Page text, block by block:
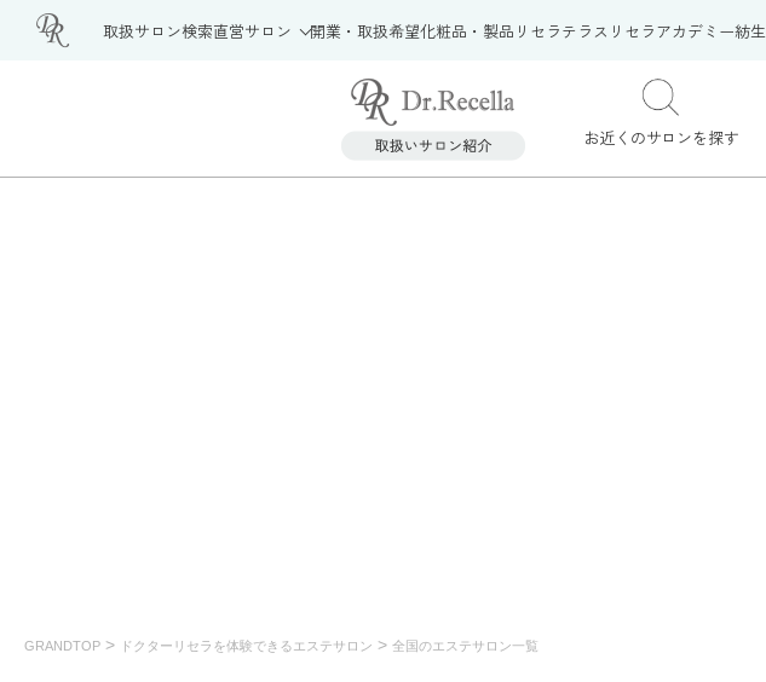
取扱サロン検索直営サロン 開業・取扱希望化粧品・製品 リセラテラス リセラアカデミー紡生
お近くのサロンを探す
GRANDTOP > ドクターリセラを体験できるエステサロン > 全国のエステサロン一覧